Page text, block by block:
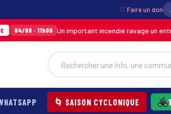
♡ Faire un don
Un important incendie ravage un entrepôt de
🌀 SAISON CYCLONIQUE